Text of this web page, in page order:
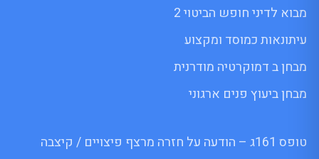
מבוא לדיני חופש הביטוי 2
עיתונאות כמוסד ומקצוע
מבחן ב דמוקרטיה מודרנית
מבחן ביעוץ פנים ארגוני
טופס 161ג – הודעה על חזרה מרצף פיצויים / קיצבה